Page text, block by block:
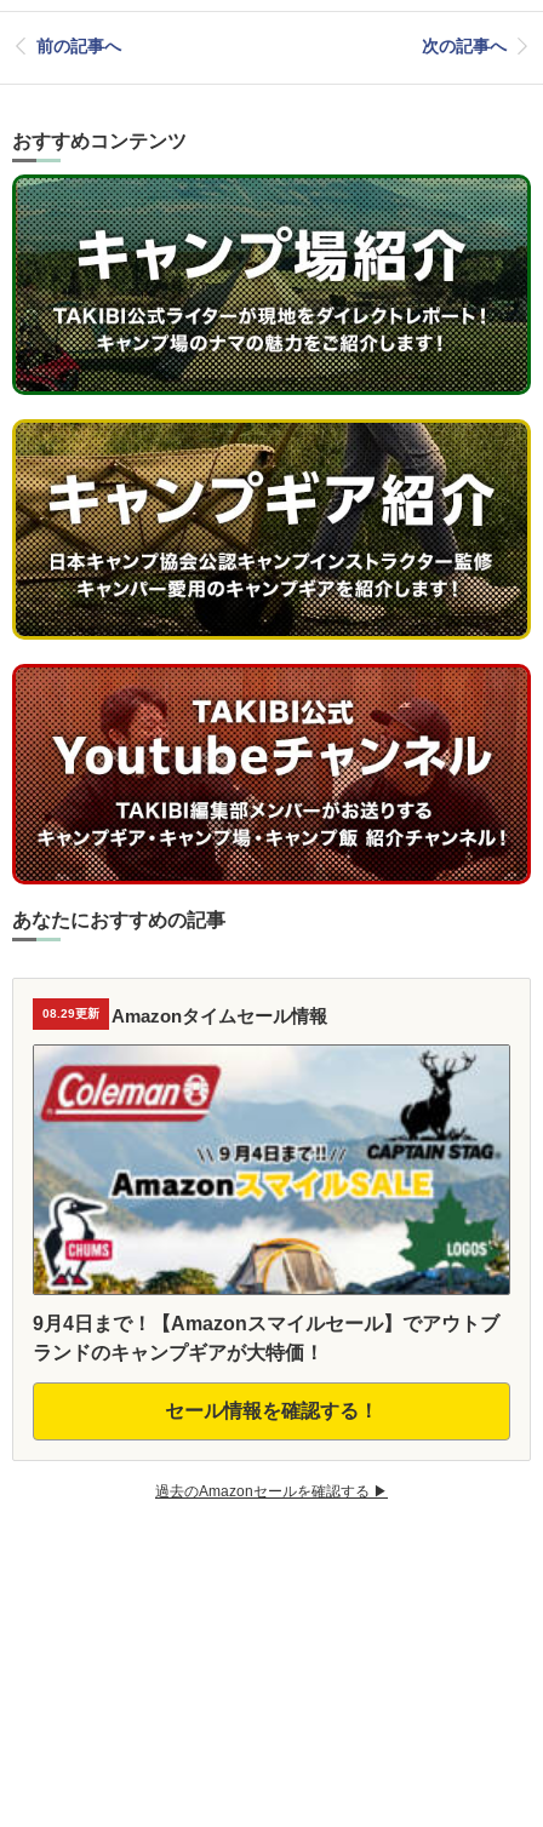
前の記事へ 次の記事へ
おすすめコンテンツ
あなたにおすすめの記事
08.29更新 Amazonタイムセール情報
9月4日まで！【Amazonスマイルセール】でアウトブ
ランドのキャンプギアが大特価！
セール情報を確認する！
過去のAmazonセールを確認する ▶︎